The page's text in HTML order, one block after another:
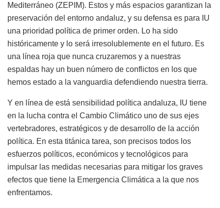
Mediterráneo (ZEPIM). Estos y más espacios garantizan la
preservación del entorno andaluz, y su defensa es para IU
una prioridad política de primer orden. Lo ha sido
históricamente y lo será irresolublemente en el futuro. Es
una línea roja que nunca cruzaremos y a nuestras
espaldas hay un buen número de conflictos en los que
hemos estado a la vanguardia defendiendo nuestra tierra.
Y en línea de está sensibilidad política andaluza, IU tiene
en la lucha contra el Cambio Climático uno de sus ejes
vertebradores, estratégicos y de desarrollo de la acción
política. En esta titánica tarea, son precisos todos los
esfuerzos políticos, económicos y tecnológicos para
impulsar las medidas necesarias para mitigar los graves
efectos que tiene la Emergencia Climática a la que nos
enfrentamos.